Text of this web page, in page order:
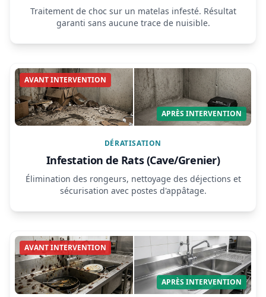
Traitement de choc sur un matelas infesté. Résultat
garanti sans aucune trace de nuisible.
AVANT INTERVENTION
APRÈS INTERVENTION
DÉRATISATION
Infestation de Rats (Cave/Grenier)
Élimination des rongeurs, nettoyage des déjections et
sécurisation avec postes d'appâtage.
AVANT INTERVENTION
APRÈS INTERVENTION